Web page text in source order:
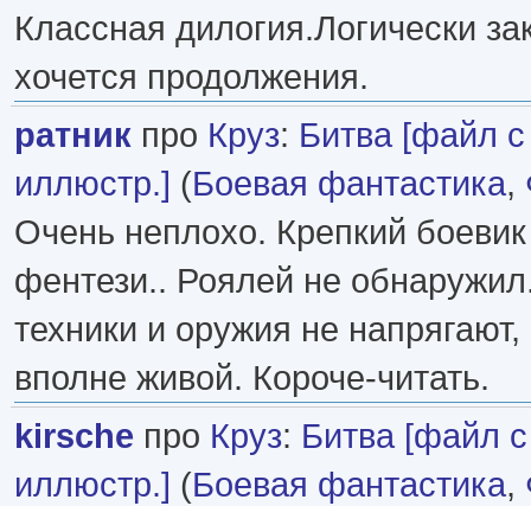
Классная дилогия.Логически
хочется продолжения.
ратник про Круз: Битва [файл
иллюстр.] (Боевая фантастика,
Очень неплохо. Крепкий
фентези.. Роялей не
техники и оружия не
вполне живой. Короче-читать.
kirsche про Круз: Битва [файл
иллюстр.] (Боевая фантастика,